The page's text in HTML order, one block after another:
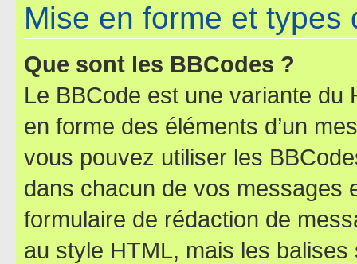
Mise en forme et types
Que sont les BBCodes ?
Le BBCode est une variante du
en forme des éléments d’un
vous pouvez utiliser les
dans chacun de vos messages
formulaire de rédaction de
au style HTML, mais les